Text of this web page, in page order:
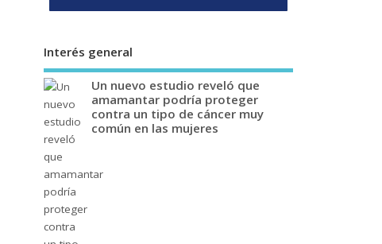
Interés general
Un nuevo estudio reveló que
amamantar podría proteger
contra un tipo de cáncer muy
común en las mujeres